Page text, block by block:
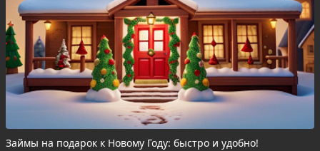
Займы на подарок к Новому Году: быстро и удобно!